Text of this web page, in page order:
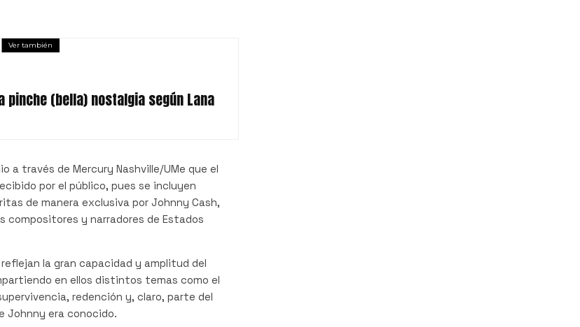
Ver también
pinche (bella) nostalgia según Lana
a través de Mercury Nashville/UMe que el
por el público, pues se incluyen
de manera exclusiva por Johnny Cash,
compositores y narradores de Estados
la gran capacidad y amplitud del
en ellos distintos temas como el
redención y, claro, parte del
Johnny era conocido.